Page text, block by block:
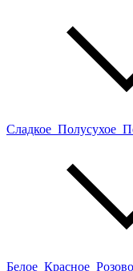
Сладкое Полусухое
Белое Красное